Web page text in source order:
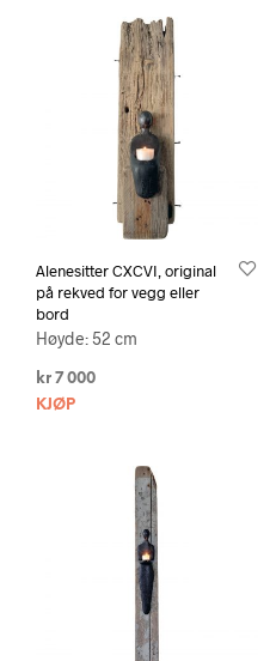
Alenesitter CXCVI, original
på rekved for vegg eller
bord
Høyde: 52 cm
kr 7 000
KJØP